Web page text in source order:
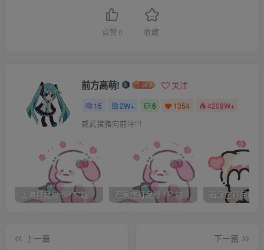
乱，也算是故意讨打了，果不其然，只见他抄起hairbrush就
是一顿狂轰滥炸，痛的我都不想开玩笑了，之后我很严肃很
我看他满身大汗，拿出纸巾帮他擦擦，心里下定决心，为了
让他省点力气，我就不反抗了哈，我这样关心主的小被真是
边揉着我PP一边和我说，如果英语不好，今后找工作是件很
头疼的事情，如果想要高薪，英语还是必要的，这点我很同
意。所以挨打也是我心甘情愿的。他也举自己例子，原来他
点赞 0 收藏
前方高萌! 关注
15 2W+ 6 1354 4208W+
威武猪猪向前冲!!!
上海打屁股 SP 实践 石家庄打屁股 SP 纯实践
上一篇
下一篇